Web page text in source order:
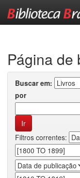
Página de
Buscar em:
por
Filtros correntes: